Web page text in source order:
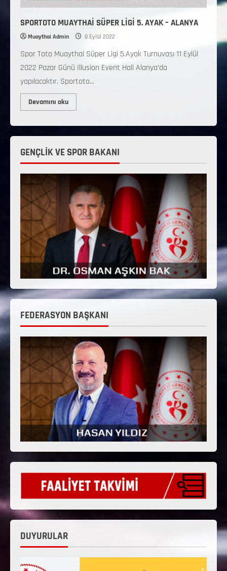
SPORTOTO MUAYTHAİ SÜPER LİGİ 5. AYAK – ALANYA
Muaythai Admin 8 Eylül 2022
Spor Toto Muaythai Süper Ligi 5.Ayak Turnuvası 11 Eylül
2022 Pazar Günü Illusion Event Hall Alanya’da
yapılacaktır. Sportoto...
Devamını oku
GENÇLİK VE SPOR BAKANI
FEDERASYON BAŞKANI
DUYURULAR